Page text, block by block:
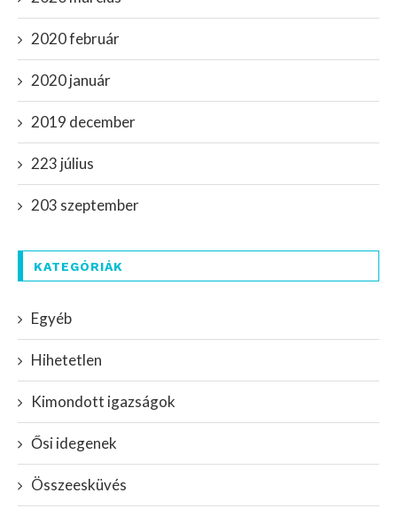
2020 február
2020 január
2019 december
223 július
203 szeptember
KATEGÓRIÁK
Egyéb
Hihetetlen
Kimondott igazságok
Ősi idegenek
Összeesküvés